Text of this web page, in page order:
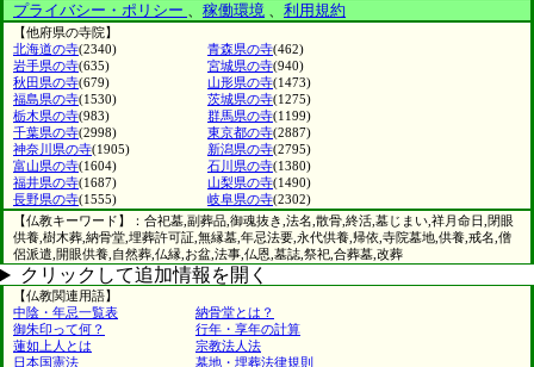
プライバシー・ポリシー 、 稼働環境 、 利用規約
【他府県の寺院】
北海道の寺(2340) 青森県の寺(462)
岩手県の寺(635) 宮城県の寺(940)
秋田県の寺(679) 山形県の寺(1473)
福島県の寺(1530) 茨城県の寺(1275)
栃木県の寺(983) 群馬県の寺(1199)
千葉県の寺(2998) 東京都の寺(2887)
神奈川県の寺(1905) 新潟県の寺(2795)
富山県の寺(1604) 石川県の寺(1380)
福井県の寺(1687) 山梨県の寺(1490)
長野県の寺(1555) 岐阜県の寺(2302)
【仏教キーワード】：合祀墓,副葬品,御魂抜き,法名,散骨,終活,墓じまい,祥月命日,閉眼
供養,樹木葬,納骨堂,埋葬許可証,無縁墓,年忌法要,永代供養,帰依,寺院墓地,供養,戒名,僧
侶派遣,開眼供養,自然葬,仏縁,お盆,法事,仏恩,墓誌,祭祀,合葬墓,改葬
クリックして追加情報を開く
【仏教関連用語】
中陰・年忌一覧表
納骨堂とは？
御朱印って何？
行年・享年の計算
蓮如上人とは
宗教法人法
日本国憲法
墓地・埋葬法律規則